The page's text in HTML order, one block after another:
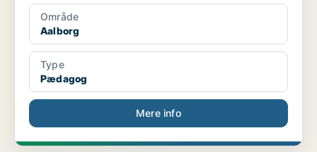
Område
Aalborg
Type
Pædagog
Mere info